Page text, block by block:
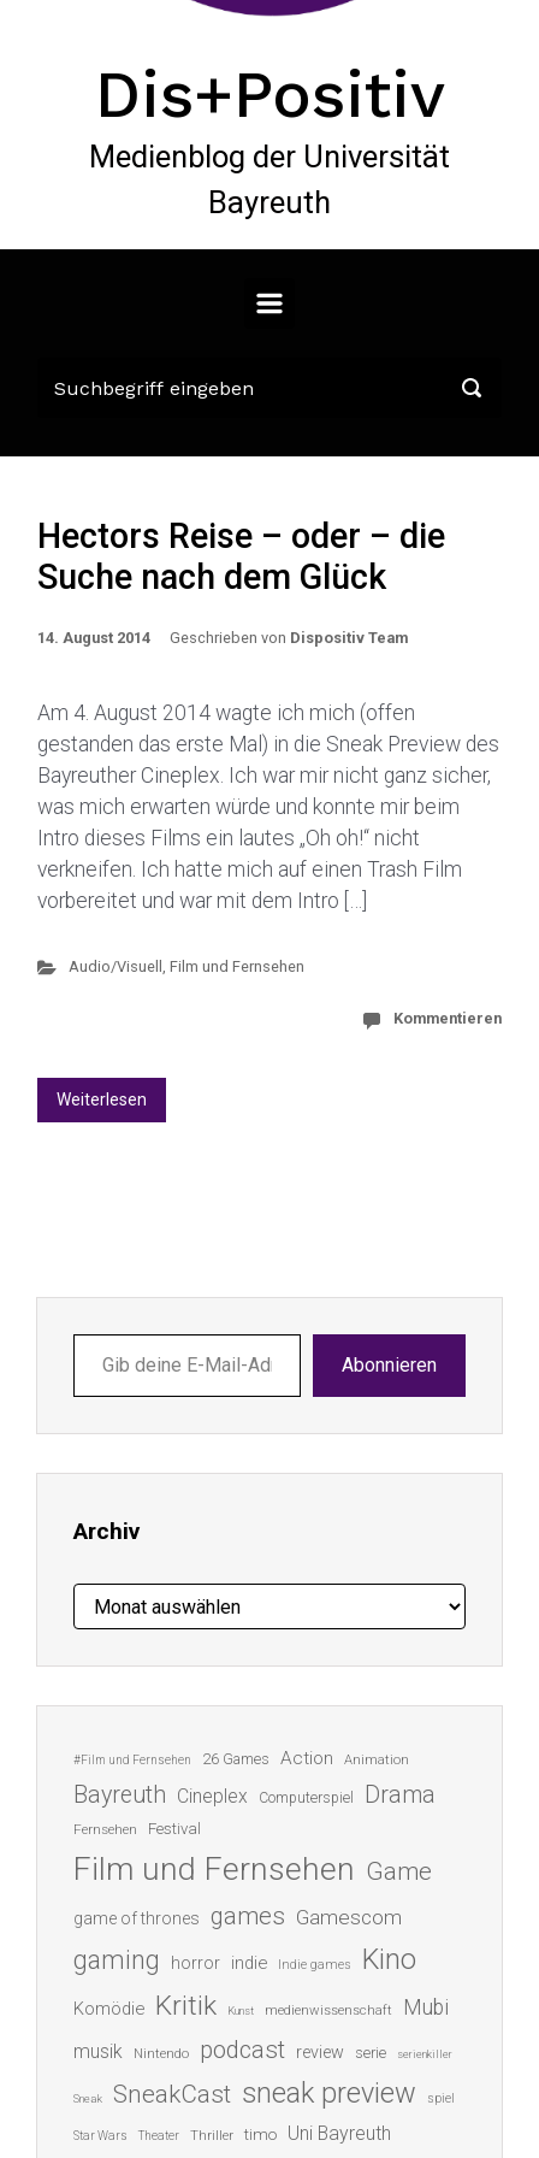
Dis+Positiv
Medienblog der Universität
Bayreuth
Hectors Reise – oder – die
Suche nach dem Glück
14. August 2014 Geschrieben von Dispositiv Team
Am 4. August 2014 wagte ich mich (offen
gestanden das erste Mal) in die Sneak Preview des
Bayreuther Cineplex. Ich war mir nicht ganz sicher,
was mich erwarten würde und konnte mir beim
Intro dieses Films ein lautes „Oh oh!“ nicht
verkneifen. Ich hatte mich auf einen Trash Film
vorbereitet und war mit dem Intro […]
Audio/Visuell , Film und Fernsehen
Kommentieren
Weiterlesen
deine
E-
ein ...
Abonnieren
Archiv
Archiv
#Film und Fernsehen 26 Games Action Animation
Bayreuth Cineplex Computerspiel Drama
Fernsehen Festival
Film und Fernsehen Game
game of thrones games Gamescom
gaming horror indie Indie games Kino
Komödie Kritik Kunst medienwissenschaft Mubi
musik Nintendo podcast review serie serienkiller
Sneak SneakCast sneak preview spiel
Star Wars Theater Thriller timo Uni Bayreuth